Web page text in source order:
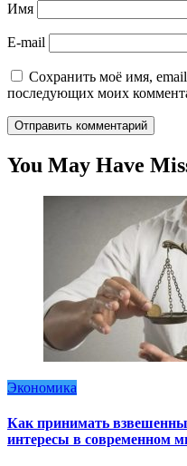
Имя
E-mail
Сохранить моё имя, email
последующих моих
You May Have
Экономика
Как принимать
интересы в современном